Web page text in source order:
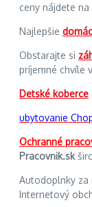
ceny nájdete na
Najlepšie
Obstarajte si
príjemné chvíle
Detské koberce
ubytovanie
Ochranné
Pracovnik.sk
Autodoplnky za
Internetový